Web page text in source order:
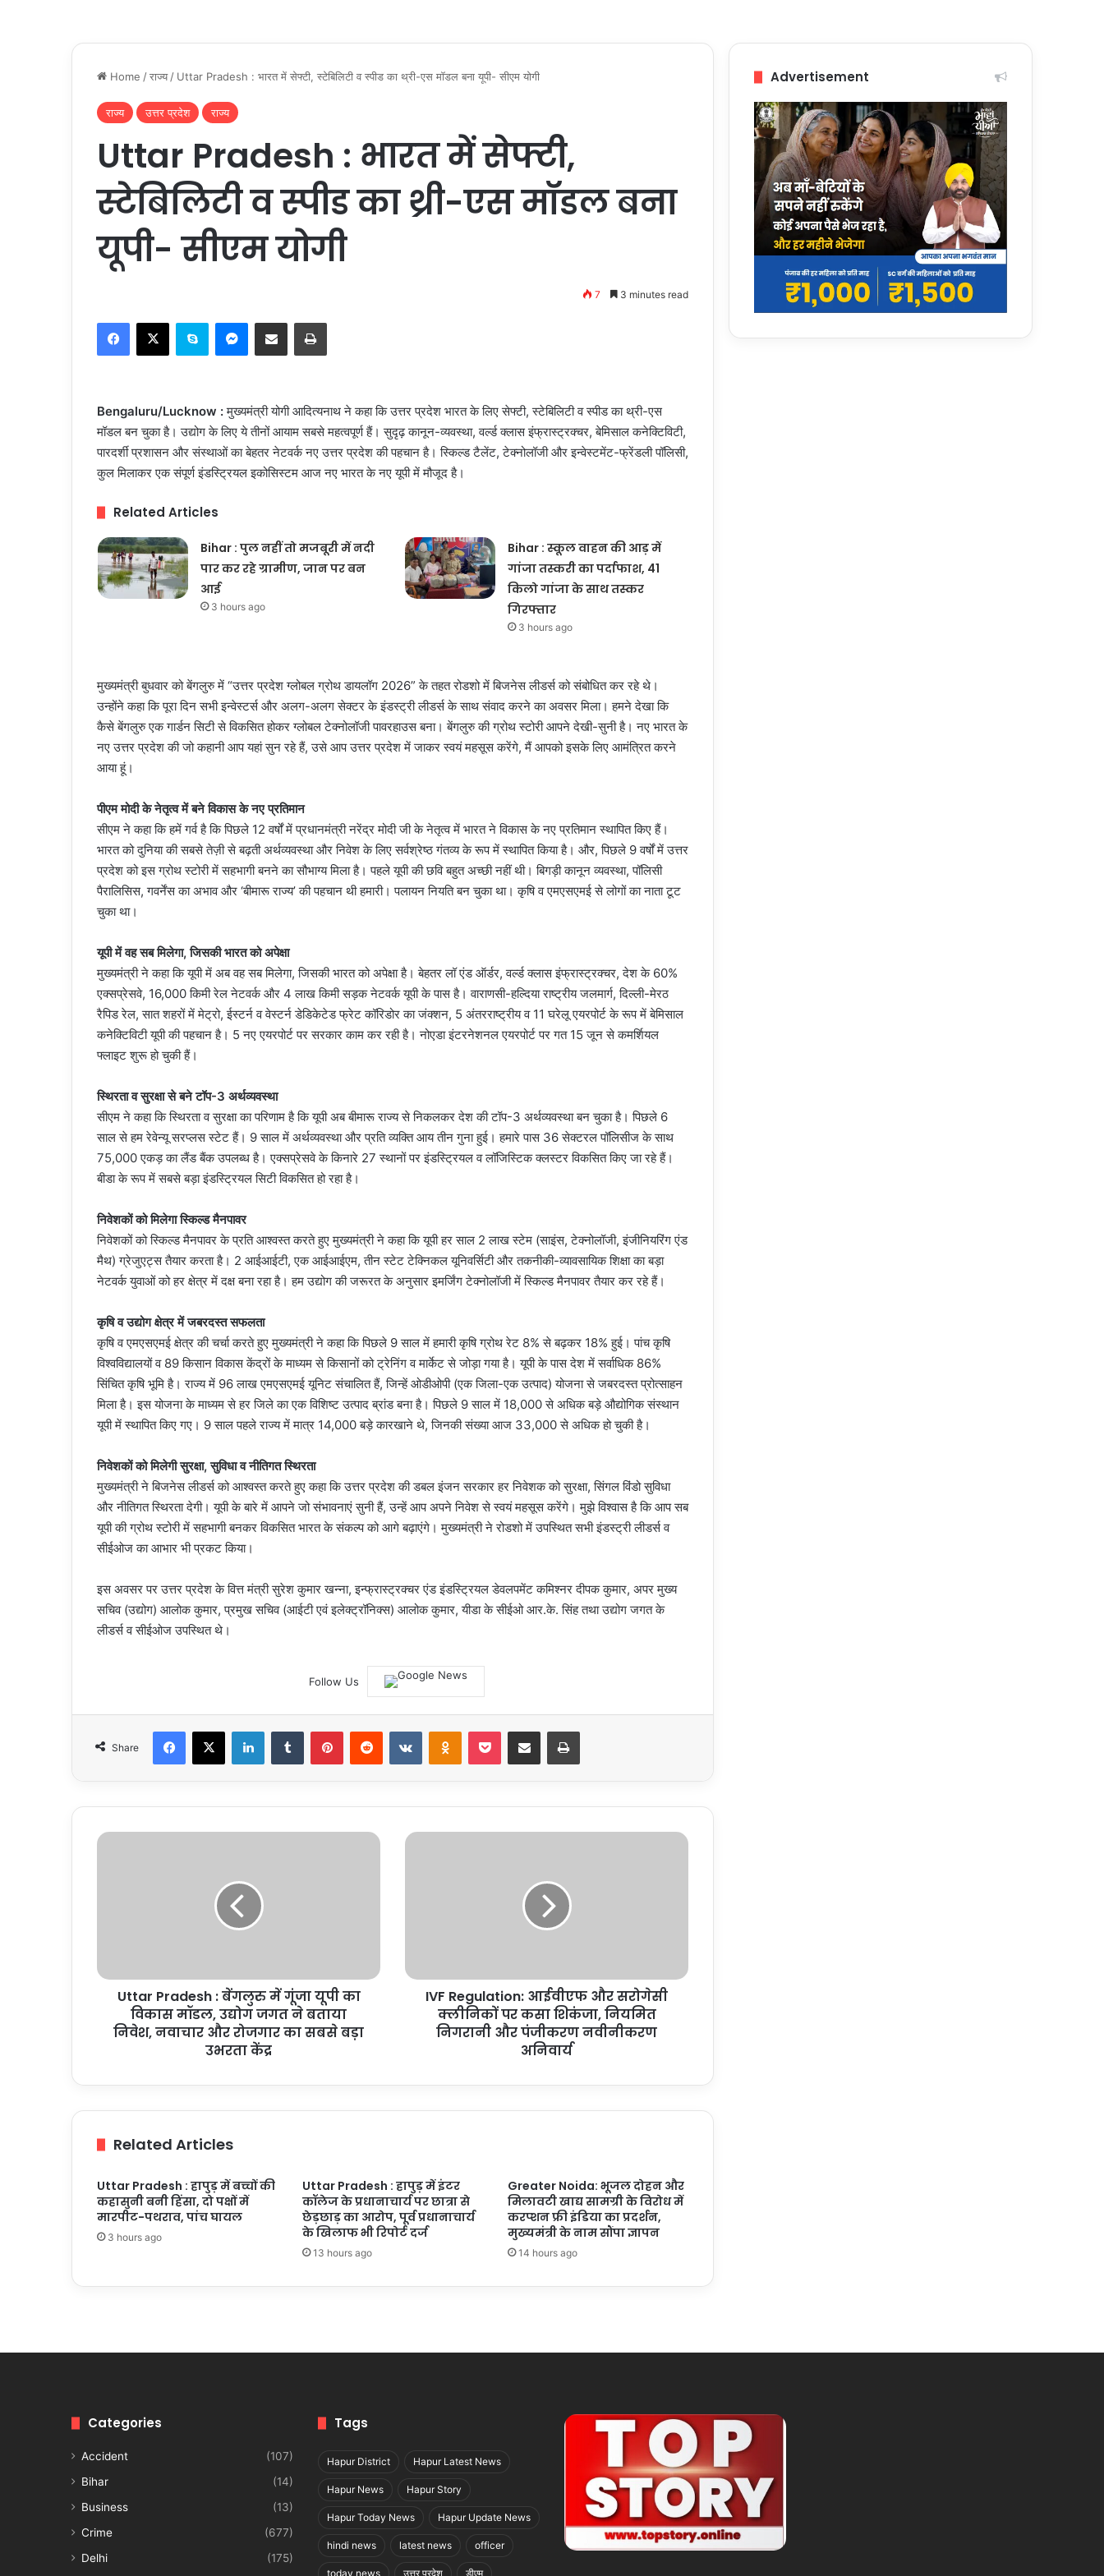
Home /राज्य / Uttar Pradesh : भारत में सेफ्टी, स्टेबिलिटी व स्पीड का थ्री-एस मॉडल बना यूपी- सीएम योगी
राज्य उत्तर प्रदेश राज्य
Uttar Pradesh : भारत में सेफ्टी,
स्टेबिलिटी व स्पीड का थ्री-एस मॉडल बना
यूपी- सीएम योगी
7 3 minutes read
Facebook
X Skype Messenger
Share via Email Print
Bengaluru/Lucknow :मुख्यमंत्री योगी आदित्यनाथ ने कहा कि उत्तर प्रदेश भारत के लिए सेफ्टी, स्टेबिलिटी व स्पीड का थ्री-एस
मॉडल बन चुका है। उद्योग के लिए ये तीनों आयाम सबसे महत्वपूर्ण हैं। सुदृढ़ कानून-व्यवस्था, वर्ल्ड क्लास इंफ्रास्ट्रक्चर, बेमिसाल कनेक्टिविटी,
पारदर्शी प्रशासन और संस्थाओं का बेहतर नेटवर्क नए उत्तर प्रदेश की पहचान है। स्किल्ड टैलेंट, टेक्नोलॉजी और इन्वेस्टमेंट-फ्रेंडली पॉलिसी,
कुल मिलाकर एक संपूर्ण इंडस्ट्रियल इकोसिस्टम आज नए भारत के नए यूपी में मौजूद है।
Related Articles
Bihar : पुल नहीं तो मजबूरी में नदी
पार कर रहे ग्रामीण, जान पर बन
आई
3 hours ago
Bihar : स्कूल वाहन की आड़ में
गांजा तस्करी का पर्दाफाश, 41
किलो गांजा के साथ तस्कर
गिरफ्तार
3 hours ago
मुख्यमंत्री बुधवार को बेंगलुरु में “उत्तर प्रदेश ग्लोबल ग्रोथ डायलॉग 2026” के तहत रोडशो में बिजनेस लीडर्स को संबोधित कर रहे थे।
उन्होंने कहा कि पूरा दिन सभी इन्वेस्टर्स और अलग-अलग सेक्टर के इंडस्ट्री लीडर्स के साथ संवाद करने का अवसर मिला। हमने देखा कि
कैसे बेंगलुरु एक गार्डन सिटी से विकसित होकर ग्लोबल टेक्नोलॉजी पावरहाउस बना। बेंगलुरु की ग्रोथ स्टोरी आपने देखी-सुनी है। नए भारत के
नए उत्तर प्रदेश की जो कहानी आप यहां सुन रहे हैं, उसे आप उत्तर प्रदेश में जाकर स्वयं महसूस करेंगे, मैं आपको इसके लिए आमंत्रित करने
आया हूं।
पीएम मोदी के नेतृत्व में बने विकास के नए प्रतिमान
सीएम ने कहा कि हमें गर्व है कि पिछले 12 वर्षों में प्रधानमंत्री नरेंद्र मोदी जी के नेतृत्व में भारत ने विकास के नए प्रतिमान स्थापित किए हैं।
भारत को दुनिया की सबसे तेज़ी से बढ़ती अर्थव्यवस्था और निवेश के लिए सर्वश्रेष्ठ गंतव्य के रूप में स्थापित किया है। और, पिछले 9 वर्षों में उत्तर
प्रदेश को इस ग्रोथ स्टोरी में सहभागी बनने का सौभाग्य मिला है। पहले यूपी की छवि बहुत अच्छी नहीं थी। बिगड़ी कानून व्यवस्था, पॉलिसी
पैरालिसिस, गवर्नेंस का अभाव और ‘बीमारू राज्य’ की पहचान थी हमारी। पलायन नियति बन चुका था। कृषि व एमएसएमई से लोगों का नाता टूट
चुका था।
यूपी में वह सब मिलेगा, जिसकी भारत को अपेक्षा
मुख्यमंत्री ने कहा कि यूपी में अब वह सब मिलेगा, जिसकी भारत को अपेक्षा है। बेहतर लॉ एंड ऑर्डर, वर्ल्ड क्लास इंफ्रास्ट्रक्चर, देश के 60%
एक्सप्रेसवे, 16,000 किमी रेल नेटवर्क और 4 लाख किमी सड़क नेटवर्क यूपी के पास है। वाराणसी-हल्दिया राष्ट्रीय जलमार्ग, दिल्ली-मेरठ
रैपिड रेल, सात शहरों में मेट्रो, ईस्टर्न व वेस्टर्न डेडिकेटेड फ्रेट कॉरिडोर का जंक्शन, 5 अंतरराष्ट्रीय व 11 घरेलू एयरपोर्ट के रूप में बेमिसाल
कनेक्टिविटी यूपी की पहचान है। 5 नए एयरपोर्ट पर सरकार काम कर रही है। नोएडा इंटरनेशनल एयरपोर्ट पर गत 15 जून से कमर्शियल
फ्लाइट शुरू हो चुकी हैं।
स्थिरता व सुरक्षा से बने टॉप-3 अर्थव्यवस्था
सीएम ने कहा कि स्थिरता व सुरक्षा का परिणाम है कि यूपी अब बीमारू राज्य से निकलकर देश की टॉप-3 अर्थव्यवस्था बन चुका है। पिछले 6
साल से हम रेवेन्यू सरप्लस स्टेट हैं। 9 साल में अर्थव्यवस्था और प्रति व्यक्ति आय तीन गुना हुई। हमारे पास 36 सेक्टरल पॉलिसीज के साथ
75,000 एकड़ का लैंड बैंक उपलब्ध है। एक्सप्रेसवे के किनारे 27 स्थानों पर इंडस्ट्रियल व लॉजिस्टिक क्लस्टर विकसित किए जा रहे हैं।
बीडा के रूप में सबसे बड़ा इंडस्ट्रियल सिटी विकसित हो रहा है।
निवेशकों को मिलेगा स्किल्ड मैनपावर
निवेशकों को स्किल्ड मैनपावर के प्रति आश्वस्त करते हुए मुख्यमंत्री ने कहा कि यूपी हर साल 2 लाख स्टेम (साइंस, टेक्नोलॉजी, इंजीनियरिंग एंड
मैथ) ग्रेजुएट्स तैयार करता है। 2 आईआईटी, एक आईआईएम, तीन स्टेट टेक्निकल यूनिवर्सिटी और तकनीकी-व्यावसायिक शिक्षा का बड़ा
नेटवर्क युवाओं को हर क्षेत्र में दक्ष बना रहा है। हम उद्योग की जरूरत के अनुसार इमर्जिंग टेक्नोलॉजी में स्किल्ड मैनपावर तैयार कर रहे हैं।
कृषि व उद्योग क्षेत्र में जबरदस्त सफलता
कृषि व एमएसएमई क्षेत्र की चर्चा करते हुए मुख्यमंत्री ने कहा कि पिछले 9 साल में हमारी कृषि ग्रोथ रेट 8% से बढ़कर 18% हुई। पांच कृषि
विश्वविद्यालयों व 89 किसान विकास केंद्रों के माध्यम से किसानों को ट्रेनिंग व मार्केट से जोड़ा गया है। यूपी के पास देश में सर्वाधिक 86%
सिंचित कृषि भूमि है। राज्य में 96 लाख एमएसएमई यूनिट संचालित हैं, जिन्हें ओडीओपी (एक जिला-एक उत्पाद) योजना से जबरदस्त प्रोत्साहन
मिला है। इस योजना के माध्यम से हर जिले का एक विशिष्ट उत्पाद ब्रांड बना है। पिछले 9 साल में 18,000 से अधिक बड़े औद्योगिक संस्थान
यूपी में स्थापित किए गए। 9 साल पहले राज्य में मात्र 14,000 बड़े कारखाने थे, जिनकी संख्या आज 33,000 से अधिक हो चुकी है।
निवेशकों को मिलेगी सुरक्षा, सुविधा व नीतिगत स्थिरता
मुख्यमंत्री ने बिजनेस लीडर्स को आश्वस्त करते हुए कहा कि उत्तर प्रदेश की डबल इंजन सरकार हर निवेशक को सुरक्षा, सिंगल विंडो सुविधा
और नीतिगत स्थिरता देगी। यूपी के बारे में आपने जो संभावनाएं सुनी हैं, उन्हें आप अपने निवेश से स्वयं महसूस करेंगे। मुझे विश्वास है कि आप सब
यूपी की ग्रोथ स्टोरी में सहभागी बनकर विकसित भारत के संकल्प को आगे बढ़ाएंगे। मुख्यमंत्री ने रोडशो में उपस्थित सभी इंडस्ट्री लीडर्स व
सीईओज का आभार भी प्रकट किया।
इस अवसर पर उत्तर प्रदेश के वित्त मंत्री सुरेश कुमार खन्ना, इन्फ्रास्ट्रक्चर एंड इंडस्ट्रियल डेवलपमेंट कमिश्नर दीपक कुमार, अपर मुख्य
सचिव (उद्योग) आलोक कुमार, प्रमुख सचिव (आईटी एवं इलेक्ट्रॉनिक्स) आलोक कुमार, यीडा के सीईओ आर.के. सिंह तथा उद्योग जगत के
लीडर्स व सीईओज उपस्थित थे।
Follow Us
Share
Facebook
X LinkedInTumblr PinterestReddit VKontakteOdnoklassniki
Pocket Share via Email Print
Uttar
विकास
मॉडल,
जगत
और
का
बड़ा
उभरता
केंद्र
Uttar Pradesh : बेंगलुरु में गूंजा यूपी का
विकास मॉडल, उद्योग जगत ने बताया
निवेश, नवाचार और रोजगार का सबसे बड़ा
उभरता केंद्र
IVF
शिकंजा,
नियमितIVF Regulation: आईवीएफ और सरोगेसी
क्लीनिकों पर कसा शिकंजा, नियमित
निगरानी और पंजीकरण नवीनीकरण
अनिवार्य
Related Articles
Uttar Pradesh : हापुड़ में बच्चों की
कहासुनी बनी हिंसा, दो पक्षों में
मारपीट-पथराव, पांच घायल
3 hours ago
Uttar Pradesh : हापुड़ में इंटर
कॉलेज के प्रधानाचार्य पर छात्रा से
छेड़छाड़ का आरोप, पूर्व प्रधानाचार्य
के खिलाफ भी रिपोर्ट दर्ज
13 hours ago
Greater Noida: भूजल दोहन और
मिलावटी खाद्य सामग्री के विरोध में
करप्शन फ्री इंडिया का प्रदर्शन,
मुख्यमंत्री के नाम सौंपा ज्ञापन
14 hours ago
Advertisement
Categories
Accident
(107)
Bihar
(14)
Business
(13)
Crime
(677)
Delhi
(175)
Tags
Hapur District Hapur Latest News
Hapur News Hapur Story
Hapur Today News Hapur Update News
hindi news latest news officer
today news उत्तर प्रदेश डीएम